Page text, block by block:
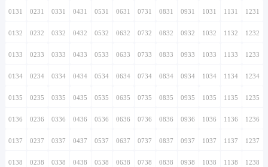
0131 0231 0331 0431 0531 0631 0731 0831 0931 1031 1131 1231
0132 0232 0332 0432 0532 0632 0732 0832 0932 1032 1132 1232
0133 0233 0333 0433 0533 0633 0733 0833 0933 1033 1133 1233
0134 0234 0334 0434 0534 0634 0734 0834 0934 1034 1134 1234
0135 0235 0335 0435 0535 0635 0735 0835 0935 1035 1135 1235
0136 0236 0336 0436 0536 0636 0736 0836 0936 1036 1136 1236
0137 0237 0337 0437 0537 0637 0737 0837 0937 1037 1137 1237
0138 0238 0338 0438 0538 0638 0738 0838 0938 1038 1138 1238